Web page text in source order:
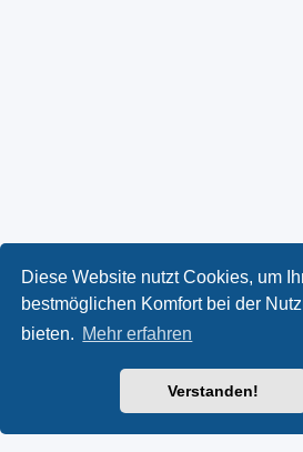
Diese Website nutzt Cookies, um
bestmöglichen Komfort bei der
bieten. Mehr erfahren
Verstanden!